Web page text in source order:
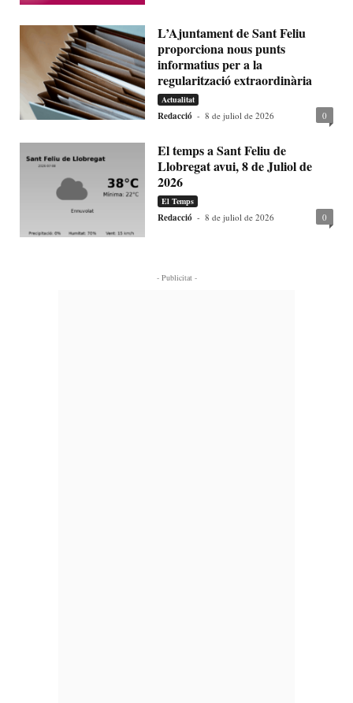
L’Ajuntament de Sant Feliu
proporciona nous punts
informatius per a la
regularització extraordinària
Actualitat
Redacció - 8 de juliol de 2026 0
El temps a Sant Feliu de
Llobregat avui, 8 de Juliol de
2026
El Temps
Redacció - 8 de juliol de 2026 0
- Publicitat -